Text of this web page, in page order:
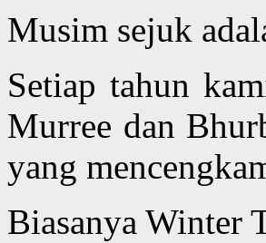
Musim sejuk
Setiap tahun
Murree dan
yang
Biasanya Winter